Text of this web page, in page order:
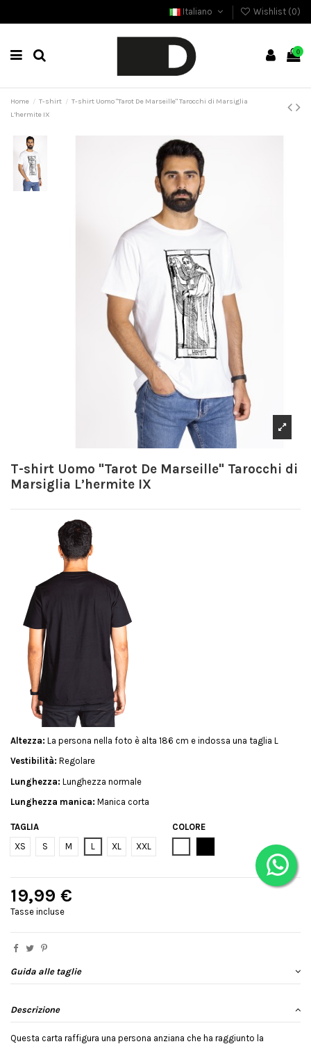
Italiano Wishlist (0)
0
Home T-shirt
T-shirt Uomo "Tarot De Marseille" Tarocchi di Marsiglia
L’hermite IX
T-shirt Uomo "Tarot De Marseille" Tarocchi di
Marsiglia L’hermite IX
Altezza: La persona nella foto è alta 186 cm e indossa una taglia L
Vestibilità: Regolare
Lunghezza: Lunghezza normale
Lunghezza manica: Manica corta
TAGLIA
XS
S M L XL XXL
COLORE
19,99 €
Tasse incluse
Guida alle taglie
Descrizione
Questa carta raffigura una persona anziana che ha raggiunto la